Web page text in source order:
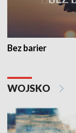
Bez barier
WOJSKO